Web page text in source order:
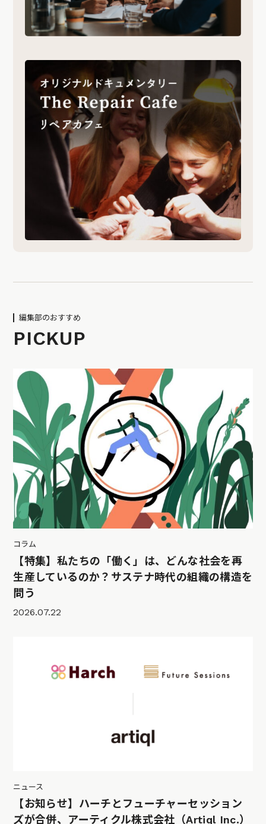
編集部のおすすめ
PICKUP
コラム
【特集】私たちの「働く」は、どんな社会を再
生産しているのか？サステナ時代の組織の構造を
問う
2026.07.22
ニュース
【お知らせ】ハーチとフューチャーセッション
ズが合併、アーティクル株式会社（Artiql Inc.）